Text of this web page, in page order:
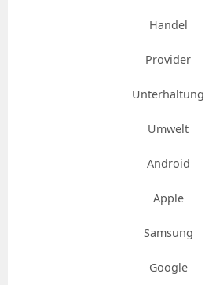
Handel
Provider
Unterhaltung
Umwelt
Android
Apple
Samsung
Google